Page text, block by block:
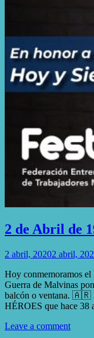
2 de Abril de
2 abril, 20202 abril,
Hoy conmemoramos el
Guerra de Malvinas
balcón o ventana. 🇦🇷
HÉROES que hace
Leave a comment